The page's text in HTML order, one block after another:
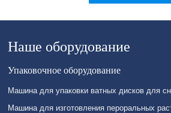
Наше оборудование
Упаковочное оборудование
Машина для упаковки ватных дисков для
Машина для изготовления пероральных